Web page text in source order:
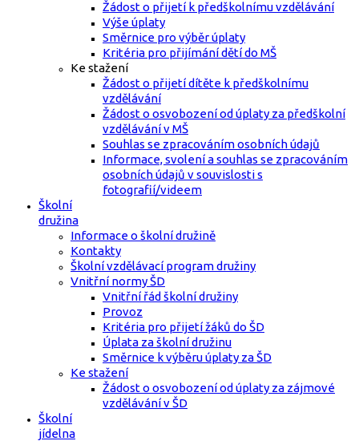
Žádost o přijetí k předškolnímu vzdělávání
Výše úplaty
Směrnice pro výběr úplaty
Kritéria pro přijímání dětí do MŠ
Ke stažení
Žádost o přijetí dítěte k předškolnímu
vzdělávání
Žádost o osvobození od úplaty za předškolní
vzdělávání v MŠ
Souhlas se zpracováním osobních údajů
Informace, svolení a souhlas se zpracováním
osobních údajů v souvislosti s
fotografií/videem
Školní
družina
Informace o školní družině
Kontakty
Školní vzdělávací program družiny
Vnitřní normy ŠD
Vnitřní řád školní družiny
Provoz
Kritéria pro přijetí žáků do ŠD
Úplata za školní družinu
Směrnice k výběru úplaty za ŠD
Ke stažení
Žádost o osvobození od úplaty za zájmové
vzdělávání v ŠD
Školní
jídelna